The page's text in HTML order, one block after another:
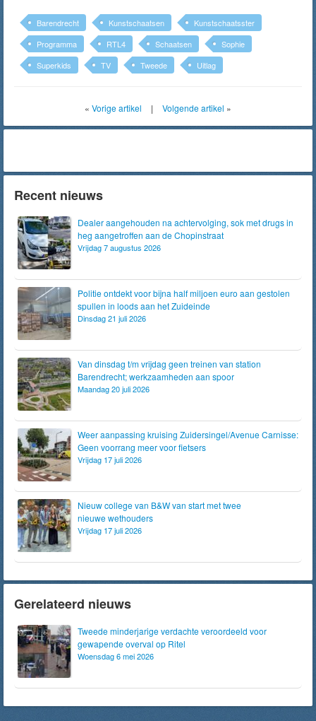
Barendrecht Kunstschaatsen
Kunstschaatsster
Programma
RTL4 Schaatsen
Sophie
Superkids
TV Tweede Uitlag
« Vorige artikel | Volgende artikel »
Recent nieuws
Dealer aangehouden na achtervolging, sok met drugs in
heg aangetroffen aan de Chopinstraat
Vrijdag 7 augustus 2026
Politie ontdekt voor bijna half miljoen euro aan gestolen
spullen in loods aan het Zuideinde
Dinsdag 21 juli 2026
Van dinsdag t/m vrijdag geen treinen van station
Barendrecht; werkzaamheden aan spoor
Maandag 20 juli 2026
Weer aanpassing kruising Zuidersingel/Avenue Carnisse:
Geen voorrang meer voor fietsers
Vrijdag 17 juli 2026
Nieuw college van B&W van start met twee
nieuwe wethouders
Vrijdag 17 juli 2026
Gerelateerd nieuws
Tweede minderjarige verdachte veroordeeld voor
gewapende overval op Ritel
Woensdag 6 mei 2026